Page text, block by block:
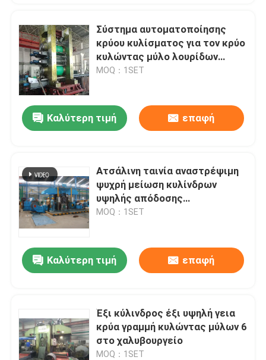
Σύστημα αυτοματοποίησης
κρύου κυλίσματος για τον κρύο
κυλώντας μύλο λουρίδων
μετάλλων
MOQ：1SET
Καλύτερη τιμή επαφή
Ατσάλινη ταινία αναστρέψιμη
ψυχρή μείωση κυλίνδρων
υψηλής απόδοσης
εξοικονόμηση ενέργειας
MOQ：1SET
Καλύτερη τιμή επαφή
Έξι κύλινδρος έξι υψηλή γεια
κρύα γραμμή κυλώντας μύλων 6
στο χαλυβουργείο
MOQ：1SET